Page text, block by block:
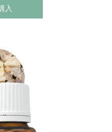
度で含んでいることで
入